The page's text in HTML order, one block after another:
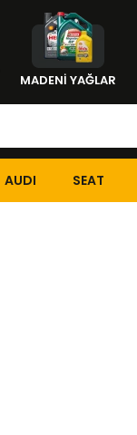
MADENİ YAĞLAR
AUDI SEAT